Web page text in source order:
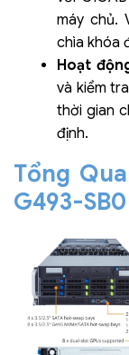
máy chủ.
chìa khóa
Hoạt
và kiểm
thời gian
định.
Tổng
G493-